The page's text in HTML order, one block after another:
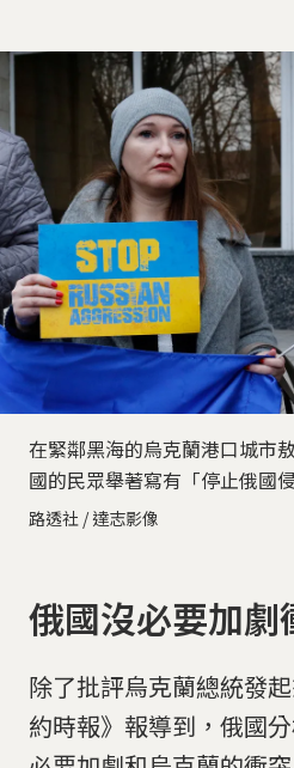
在緊鄰黑海的烏克蘭港口城市
國的民眾舉著寫有「停止俄國
路透社 / 達志影像
俄國沒必要加劇
除了批評烏克蘭總統發
約時報》報導到，俄國